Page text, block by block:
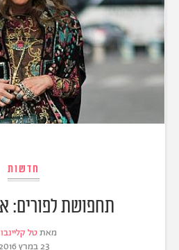
חדשות
תחפושת לפורים:
מאתטל
23 במרץ 2016